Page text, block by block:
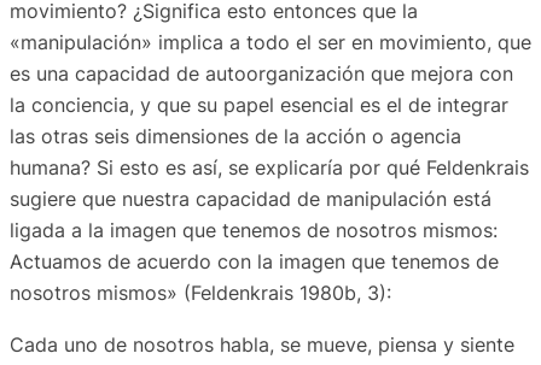
movimiento? ¿Significa esto entonces que la
«manipulación» implica a todo el ser en movimiento, que
es una capacidad de autoorganización que mejora con
la conciencia, y que su papel esencial es el de integrar
las otras seis dimensiones de la acción o agencia
humana? Si esto es así, se explicaría por qué Feldenkrais
sugiere que nuestra capacidad de manipulación está
ligada a la imagen que tenemos de nosotros mismos:
Actuamos de acuerdo con la imagen que tenemos de
nosotros mismos» (Feldenkrais 1980b, 3):
Cada uno de nosotros habla, se mueve, piensa y siente